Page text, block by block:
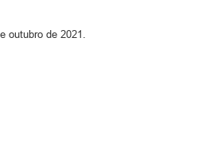
outubro de 2021.